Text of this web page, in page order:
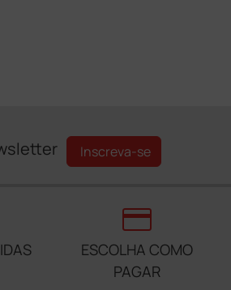
Inscreva-se
credit_card
ESCOLHA COMO
PAGAR